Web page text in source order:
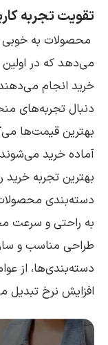
تقویت تجربه
محصولات به
خرید انجام
دنبال تجربه‌های
بهترین قیمت‌ها
آماده خرید
بهترین تجربه خرید
دسته‌بندی
به راحتی و سرعت
طراحی مناسب و
دسته‌بندی‌ها، از
افزایش نرخ تبدیل